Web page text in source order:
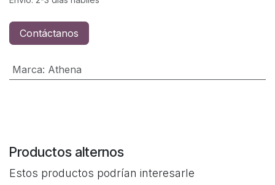
Contáctanos
Marca: Athena
Productos alternos
Estos productos podrían interesarle